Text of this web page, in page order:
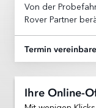
Von der
Rover Partner
Termin
Ihre Online-